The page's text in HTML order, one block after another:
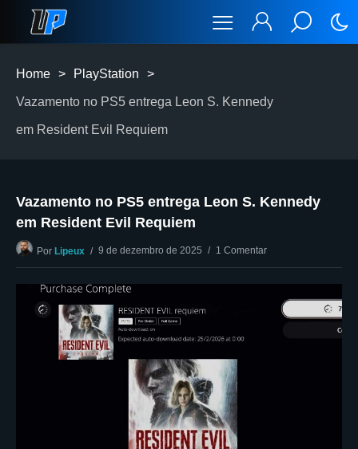
Home > PlayStation >
Vazamento no PS5 entrega Leon S. Kennedy
em Resident Evil Requiem
Vazamento no PS5 entrega Leon S. Kennedy
em Resident Evil Requiem
Por Lipeux 9 de dezembro de 2025 1 Comentar